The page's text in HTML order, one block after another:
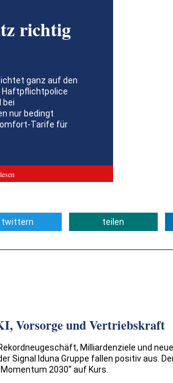
richtig
ganz auf den
Haftpflichtpolice
bei
nur bedingt
Tarife für
twittern teilen
Vorsorge und Vertriebskraft
Milliardenziele und
Signal Iduna Gruppe fallen positiv aus.
2030“ auf Kurs.